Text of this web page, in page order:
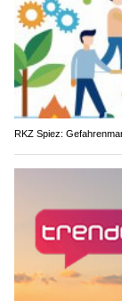
RKZ Spiez: